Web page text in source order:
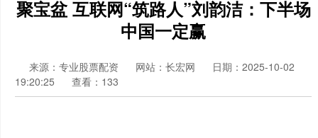
聚宝盆 互联网“筑路人”刘韵洁：下半场
中国一定赢
来源：专业股票配资 网站：长宏网
日期：2025-10-02
19:20:25
查看：133